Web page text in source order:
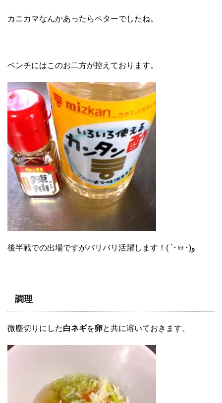
カニカマなんかあったらベターでしたね。
ベンチにはこのお二方が控えております。
後半戦での出場ですがバリバリ活躍します！( `･ㅂ･)و
調理
微塵切りにした白ネギを卵と共に溶いておきます。